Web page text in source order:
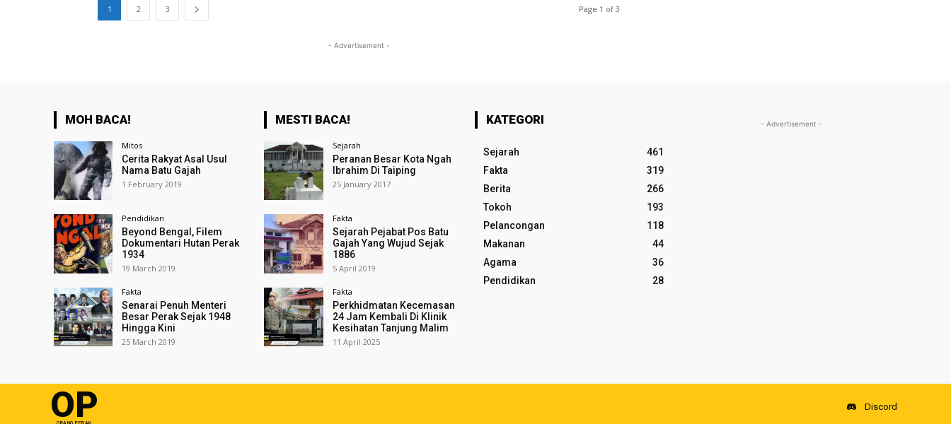
1 2 3 Page 1 of 3
- Advertisement -
MOH BACA!
Mitos
Cerita Rakyat Asal Usul
Nama Batu Gajah
1 February 2019
Pendidikan
Beyond Bengal, Filem
Dokumentari Hutan Perak
1934
19 March 2019
Fakta
Senarai Penuh Menteri
Besar Perak Sejak 1948
Hingga Kini
25 March 2019
MESTI BACA!
Sejarah
Peranan Besar Kota Ngah
Ibrahim Di Taiping
25 January 2017
Fakta
Sejarah Pejabat Pos Batu
Gajah Yang Wujud Sejak
1886
5 April 2019
Fakta
Perkhidmatan Kecemasan
24 Jam Kembali Di Klinik
Kesihatan Tanjung Malim
11 April 2025
KATEGORI
Sejarah
461
Fakta
319
Berita
266
Tokoh
193
Pelancongan
118
Makanan
44
Agama
36
Pendidikan
28
- Advertisement -
OP Discord